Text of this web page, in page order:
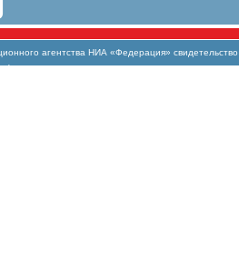
агентства НИА «Федерация»